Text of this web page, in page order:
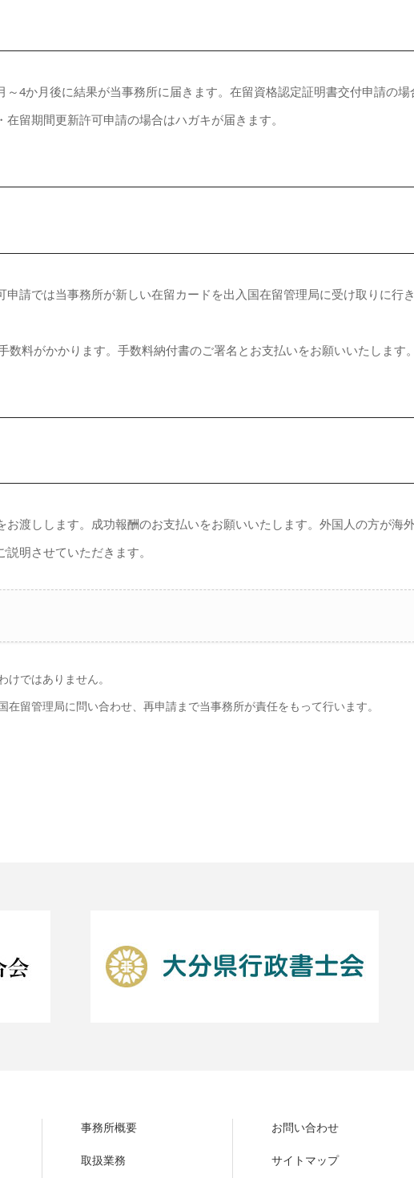
4か月後に結果が当事務所に届きます。在留資格認定証明書交付申請の場
留期間更新許可申請の場合はハガキが届きます。
請では当事務所が新しい在留カードを出入国在留管理局に受け取りに行
数料がかかります。手数料納付書のご署名とお支払いをお願いいたします
渡しします。成功報酬のお支払いをお願いいたします。外国人の方が海
明させていただきます。
ではありません。
留管理局に問い合わせ、再申請まで当事務所が責任をもって行います。
事務所概要
取扱業務
お問い合わせ
サイトマップ